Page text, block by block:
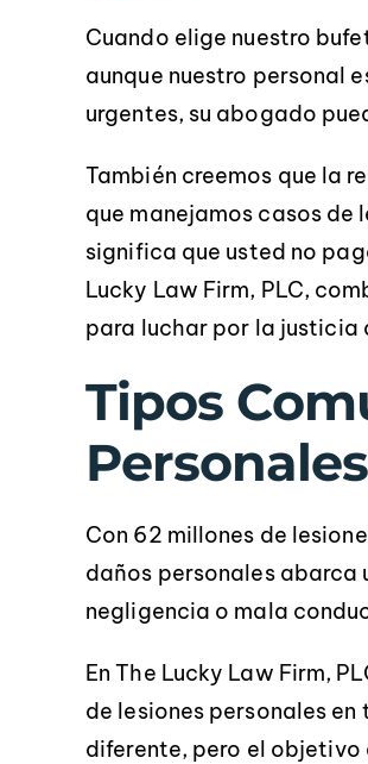
Cuando elige nuestro
aunque nuestro personal
urgentes, su abogado
También creemos que la
que manejamos casos de
significa que usted no
Lucky Law Firm, PLC,
para luchar por la justicia
Tipos
Con 62 millones de
daños personales abarca
negligencia o mala
En The Lucky Law Firm,
de lesiones personales
diferente, pero el objetivo